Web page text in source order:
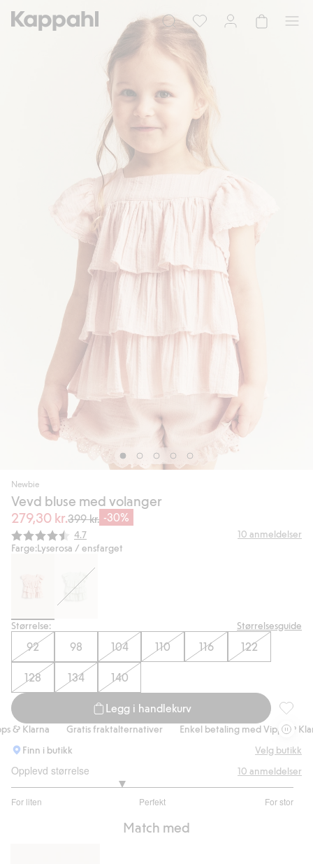
Newbie
Vevd bluse med volanger
279,30 kr.399 kr. -30%
Gjennomsnittskarakter:
4.7 10 anmeldelser
Farge:Lyserosa / ensfarget
Størrelse: Størrelsesguide
92 98 104 110 116 122
128 134 140
Legg i handlekurv
Vevd
Klarna Gratis fraktalternativer
Enkel betaling med Vipps & Klarna
Finn i butikk
Velg butikk
Opplevd størrelse
For liten Perfekt For stor
av
10 anmeldelser
Match med